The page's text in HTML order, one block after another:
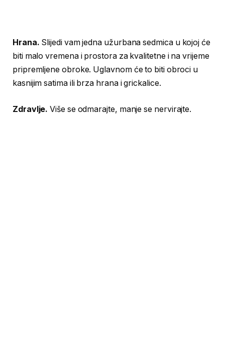
Hrana. Slijedi vam jedna užurbana sedmica u kojoj će
biti malo vremena i prostora za kvalitetne i na vrijeme
pripremljene obroke. Uglavnom će to biti obroci u
kasnijim satima ili brza hrana i grickalice.
Zdravlje. Više se odmarajte, manje se nervirajte.